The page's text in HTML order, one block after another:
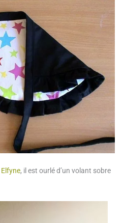
Elfyne, il est ourlé d’un volant sobre